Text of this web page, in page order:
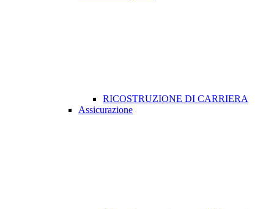
RICOSTRUZIONE DI CARRIERA
Assicurazione